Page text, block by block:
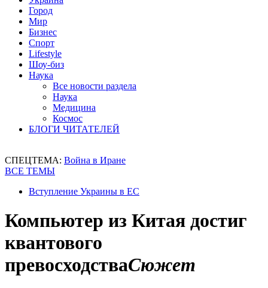
Город
Мир
Бизнес
Спорт
Lifestyle
Шоу-биз
Наука
Все новости раздела
Наука
Медицина
Космос
БЛОГИ ЧИТАТЕЛЕЙ
СПЕЦТЕМА: Война в Иране
ВСЕ ТЕМЫ
Вступление Украины в ЕС
Компьютер из Китая достиг
квантового
превосходстваСюжет